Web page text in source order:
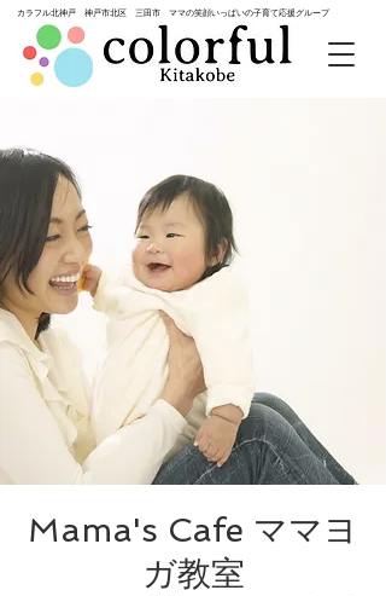
カラフル北神戸 神戸市北区 三田市 ママの笑顔いっぱいの子育て応援グループ
Mama's Cafe ママヨ
ガ教室